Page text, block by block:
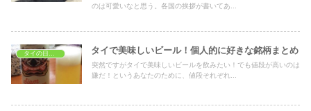
のは可愛いなと思う。各国の挨拶が書いてあ...
タイで美味しいビール！個人的に好きな銘柄まとめ
突然ですがタイで美味しいビールを飲みたい！でも値段が高いのは
嫌だ！というあなたのために、値段それぞれ...